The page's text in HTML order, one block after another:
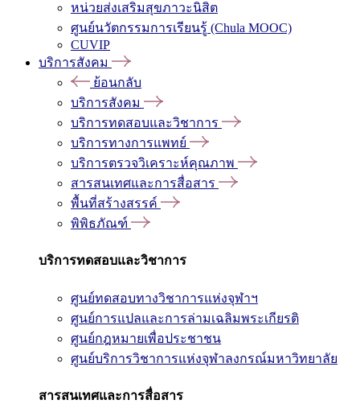
หน่วยส่งเสริมสุขภาวะนิสิต
ศูนย์นวัตกรรมการเรียนรู้ (Chula MOOC)
CUVIP
บริการสังคม
ย้อนกลับ
บริการสังคม
บริการทดสอบและวิชาการ
บริการทางการแพทย์
บริการตรวจวิเคราะห์คุณภาพ
สารสนเทศและการสื่อสาร
พื้นที่สร้างสรรค์
พิพิธภัณฑ์
บริการทดสอบและวิชาการ
ศูนย์ทดสอบทางวิชาการแห่งจุฬาฯ
ศูนย์การแปลและการล่ามเฉลิมพระเกียรติ
ศูนย์กฎหมายเพื่อประชาชน
ศูนย์บริการวิชาการแห่งจุฬาลงกรณ์มหาวิทยาลัย
สารสนเทศและการสื่อสาร